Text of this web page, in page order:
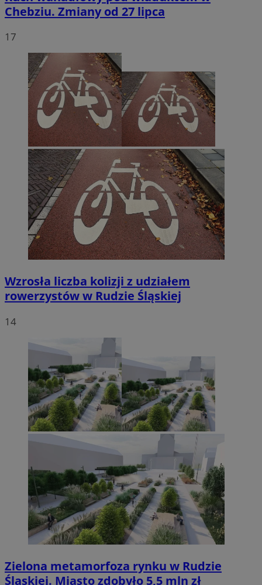
Chebziu. Zmiany od 27 lipca
17
Wzrosła liczba kolizji z udziałem
rowerzystów w Rudzie Śląskiej
14
Zielona metamorfoza rynku w Rudzie
Śląskiej. Miasto zdobyło 5,5 mln zł